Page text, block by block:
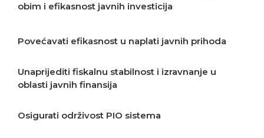
obim i efikasnost javnih investicija
Povećavati efikasnost u naplati javnih prihoda
Unaprijediti fiskalnu stabilnost i izravnanje u
oblasti javnih finansija
Osigurati održivost PIO sistema